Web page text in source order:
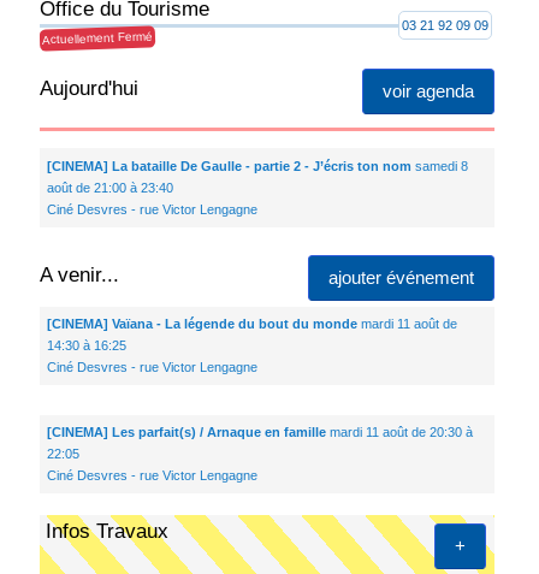
Office du Tourisme
Actuellement Fermé
03 21 92 09 09
voir agenda
Aujourd'hui
[CINEMA] La bataille De Gaulle - partie 2 - J’écris ton nom samedi 8
août de 21:00 à 23:40
Ciné Desvres - rue Victor Lengagne
A venir... ajouter événement
[CINEMA] Vaïana - La légende du bout du mondemardi 11 août de
14:30 à 16:25
Ciné Desvres - rue Victor Lengagne
[CINEMA] Les parfait(s) / Arnaque en famillemardi 11 août de 20:30 à
22:05
Ciné Desvres - rue Victor Lengagne
+
Infos Travaux